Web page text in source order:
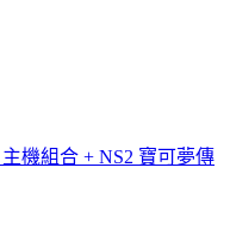
主機組合 + NS2 寶可夢傳